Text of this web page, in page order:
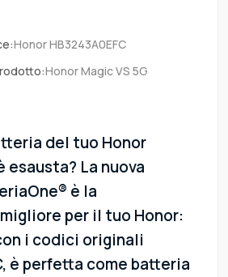
Honor HB3243A0EFC
Honor Magic VS 5G
del tuo Honor
esausta? La nuova
è la
per il tuo Honor:
i codici originali
è perfetta come batteria